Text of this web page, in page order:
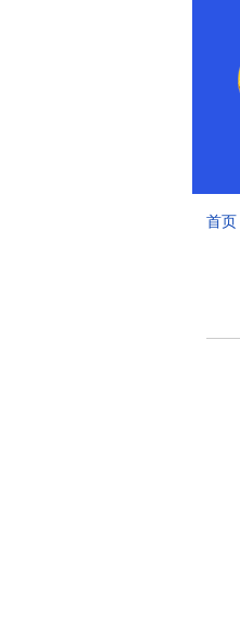
首页